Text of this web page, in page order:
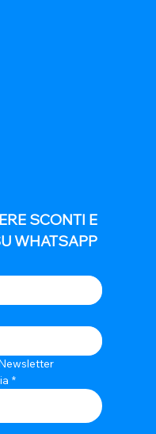
SCONTI E
WHATSAPP
*